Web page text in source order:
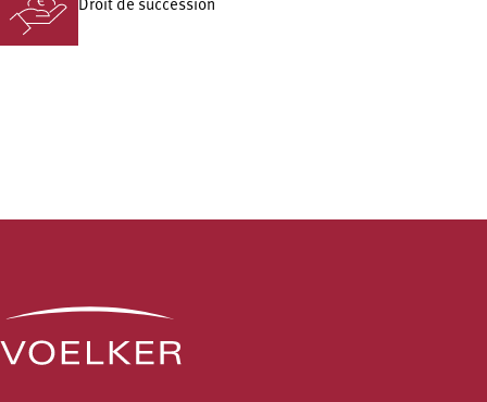
Droit de succession